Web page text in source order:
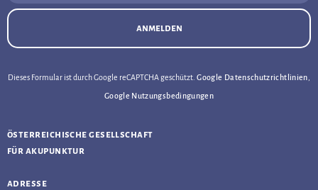
anmelden
Dieses Formular ist durch Google reCAPTCHA geschützt.Google Datenschutzrichtlinien
Google Nutzungsbedingungen
österreichische gesellschaft
für akupunktur
adresse